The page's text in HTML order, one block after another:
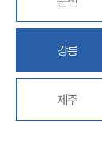
강릉
제주